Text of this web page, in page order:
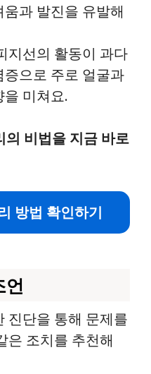
과 발진을 유발해
지선의 활동이 과다
으로 주로 얼굴과
을 미쳐요.
의 비법을 지금 바로
방법 확인하기
언
진단을 통해 문제를
은 조치를 추천해